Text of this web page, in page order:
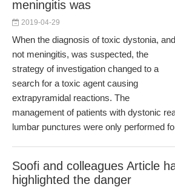
meningitis was
2019-04-29
When the diagnosis of toxic dystonia, and
not meningitis, was suspected, the
strategy of investigation changed to a
search for a toxic agent causing
extrapyramidal reactions. The
management of patients with dystonic
lumbar punctures were only performed
Soofi and colleagues Article
highlighted the danger